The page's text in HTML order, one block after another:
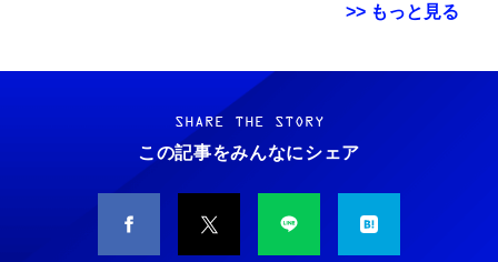
>> もっと見る
Grithope イヤホン タイプC【2026新モデル
耐久性】 有線イヤホン マイク付き HiFi音質
ノイズ低減 重低音 遅延なし
￥949
タイプc 寝ホンイヤホン 寝ホン type-c 有線
睡眠用イヤホン 【音質強化バージョン
霊界コミュニケーションロボット BAKETAN
WARASHI ばけたん ワラシ 改 KAI
￥5,400
M10SR AIペット（コミュニケーションロボッ
ト）
SHARE THE STORY
この記事をみんなにシェア